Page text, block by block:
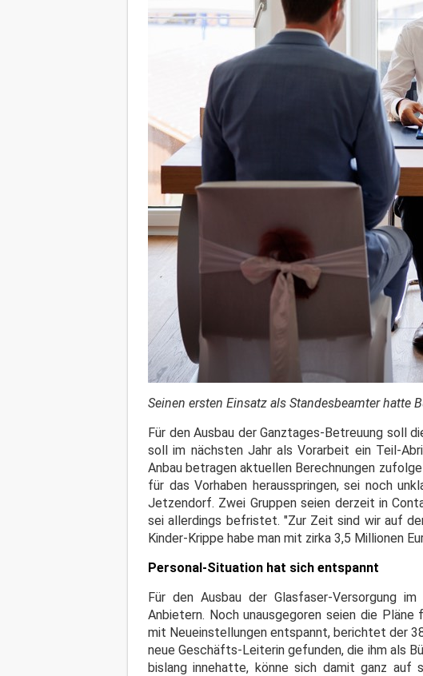
Seinen ersten Einsatz als Standesbeamter hatte
Für den Ausbau der Ganztages-Betreuung soll
soll im nächsten Jahr als Vorarbeit ein Teil-
Anbau betragen aktuellen Berechnungen
für das Vorhaben herausspringen, sei noch
Jetzendorf. Zwei Gruppen seien derzeit in
sei allerdings befristet. "Zur Zeit sind wir auf
Kinder-Krippe habe man mit zirka 3,5 Millionen
Personal-Situation hat sich entspannt
Für den Ausbau der Glasfaser-Versorgung
Anbietern. Noch unausgegoren seien die
mit Neueinstellungen entspannt, berichtet der
neue Geschäfts-Leiterin gefunden, die ihm als
bislang innehatte, könne sich damit ganz auf